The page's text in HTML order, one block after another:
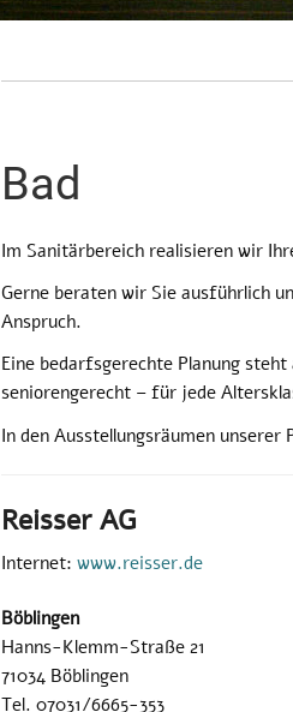
Bad
Im Sanitärbereich realisieren wir
Gerne beraten wir Sie ausführlich
Anspruch.
Eine bedarfsgerechte Planung
seniorengerecht – für jede
In den Ausstellungsräumen
Reisser AG
Internet: www.reisser.de
Böblingen
Hanns-Klemm-Straße 21
71034 Böblingen
Tel. 07031/6665-353